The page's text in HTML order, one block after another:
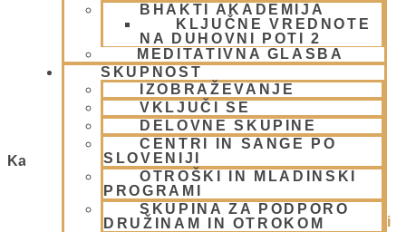
BHAKTI AKADEMIJA
KLJUČNE VREDNOTE
NA DUHOVNI POTI 2
MEDITATIVNA GLASBA
SKUPNOST
IZOBRAŽEVANJE
VKLJUČI SE
DELOVNE SKUPINE
CENTRI IN SANGE PO
SLOVENIJI
OTROŠKI IN MLADINSKI
PROGRAMI
SKUPINA ZA PODPORO
DRUŽINAM IN OTROKOM
FESTIVAL – pojavitev Sri Advaite
Acharye
2 februarja, 2009
Preberi več »
Kategorije
(26)
Ačarje v sampradaji – duhovni učitelji iz preteklosti